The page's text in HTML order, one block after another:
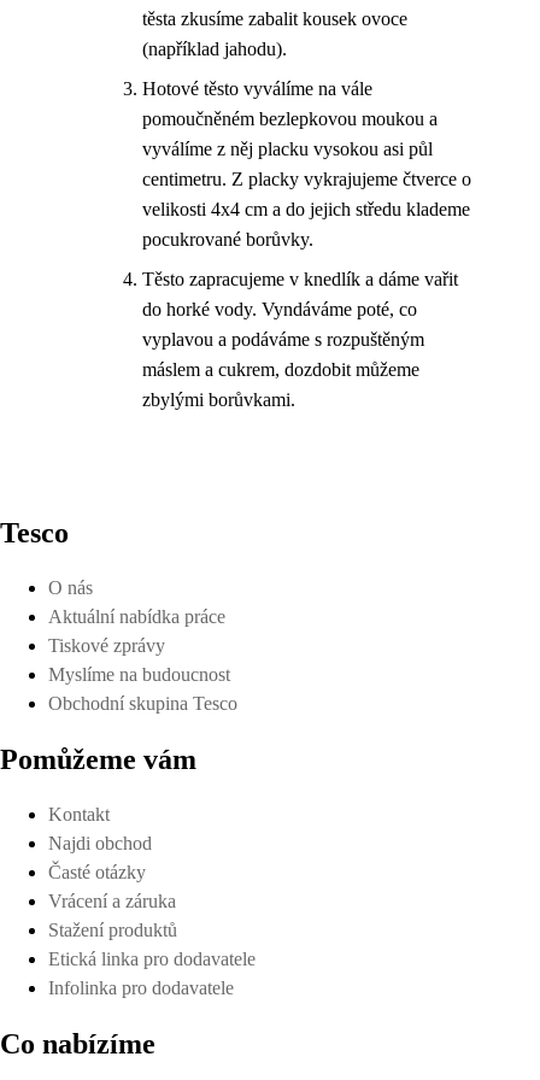
těsta zkusíme zabalit kousek ovoce
(například jahodu).
Hotové těsto vyválíme na vále
pomoučněném bezlepkovou moukou a
vyválíme z něj placku vysokou asi půl
centimetru. Z placky vykrajujeme čtverce o
velikosti 4x4 cm a do jejich středu klademe
pocukrované borůvky.
Těsto zapracujeme v knedlík a dáme vařit
do horké vody. Vyndáváme poté, co
vyplavou a podáváme s rozpuštěným
máslem a cukrem, dozdobit můžeme
zbylými borůvkami.
Tesco
O nás
Aktuální nabídka práce
Tiskové zprávy
Myslíme na budoucnost
Obchodní skupina Tesco
Pomůžeme vám
Kontakt
Najdi obchod
Časté otázky
Vrácení a záruka
Stažení produktů
Etická linka pro dodavatele
Infolinka pro dodavatele
Co nabízíme